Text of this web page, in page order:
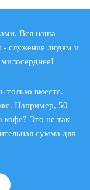
Вся наша
- служение людям и
только вместе.
Например, 50
кофе? Это не так
сумма для